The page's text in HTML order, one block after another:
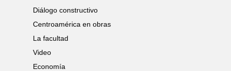
Diálogo constructivo
Centroamérica en obras
La facultad
Video
Economía